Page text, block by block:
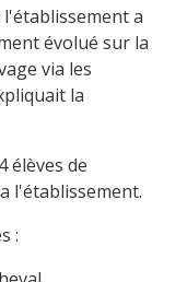
a
évolué sur la
via les
la
élèves de
l'établissement.
: